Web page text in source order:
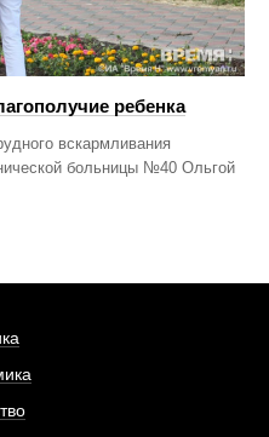
ребенка
вскармливания
больницы №40 Ольгой